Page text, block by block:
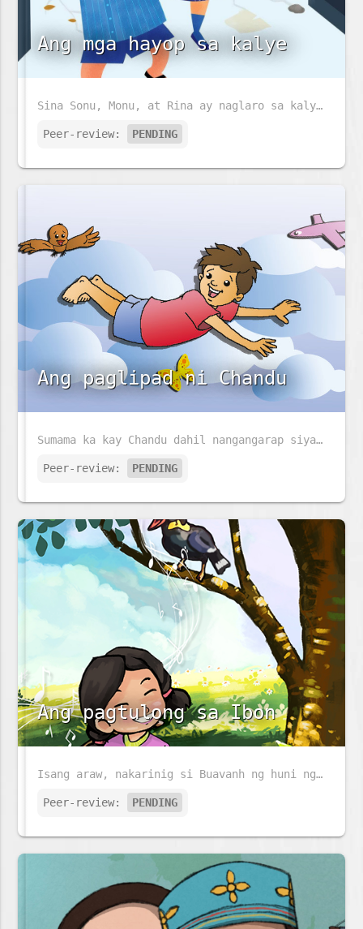
Ang mga hayop sa kalye
Sina Sonu, Monu, at Rina ay naglaro sa kalye. Anu ano kaya ang kanilang mga makikitang hayop sa kalye?
Peer-review: PENDING
Ang paglipad ni Chandu
Sumama ka kay Chandu dahil nangangarap siyang lumipad. Ano ang pinapangarap mo?
Peer-review: PENDING
Ang pagtulong sa Ibon
Isang araw, nakarinig si Buavanh ng huni ng ibon dahil nahulog ito mula sa pugad. Ano ang gagawin niya sa maliit na ibon?
Peer-review: PENDING